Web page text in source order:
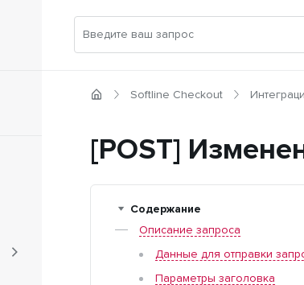
Softline Checkout
[POST]
Содержание
Описание запроса
Данные для отправки
Параметры заголовка